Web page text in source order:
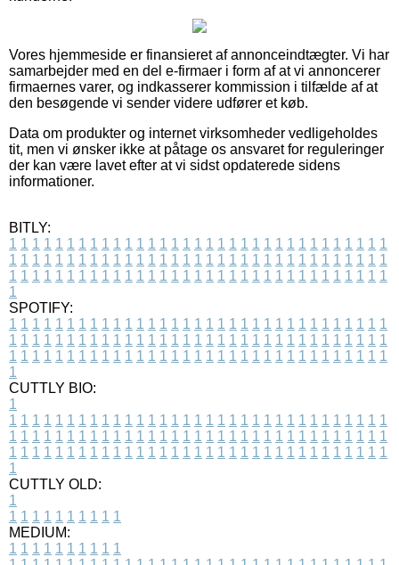
Vores hjemmeside er finansieret af annonceindtægter. Vi har
samarbejder med en del e-firmaer i form af at vi annoncerer
firmaernes varer, og indkasserer kommission i tilfælde af at
den besøgende vi sender videre udfører et køb.
Data om produkter og internet virksomheder vedligeholdes
tit, men vi ønsker ikke at påtage os ansvaret for reguleringer
der kan være lavet efter at vi sidst opdaterede sidens
informationer.
BITLY:
1 1 1 1 1 1 1 1 1 1 1 1 1 1 1 1 1 1 1 1 1 1 1 1 1 1 1 1 1 1 1 1 1
1 1 1 1 1 1 1 1 1 1 1 1 1 1 1 1 1 1 1 1 1 1 1 1 1 1 1 1 1 1 1 1 1
1 1 1 1 1 1 1 1 1 1 1 1 1 1 1 1 1 1 1 1 1 1 1 1 1 1 1 1 1 1 1 1 1
1
SPOTIFY:
1 1 1 1 1 1 1 1 1 1 1 1 1 1 1 1 1 1 1 1 1 1 1 1 1 1 1 1 1 1 1 1 1
1 1 1 1 1 1 1 1 1 1 1 1 1 1 1 1 1 1 1 1 1 1 1 1 1 1 1 1 1 1 1 1 1
1 1 1 1 1 1 1 1 1 1 1 1 1 1 1 1 1 1 1 1 1 1 1 1 1 1 1 1 1 1 1 1 1
1
CUTTLY BIO:
1
1 1 1 1 1 1 1 1 1 1 1 1 1 1 1 1 1 1 1 1 1 1 1 1 1 1 1 1 1 1 1 1 1
1 1 1 1 1 1 1 1 1 1 1 1 1 1 1 1 1 1 1 1 1 1 1 1 1 1 1 1 1 1 1 1 1
1 1 1 1 1 1 1 1 1 1 1 1 1 1 1 1 1 1 1 1 1 1 1 1 1 1 1 1 1 1 1 1 1
1
CUTTLY OLD:
1
1 1 1 1 1 1 1 1 1 1
MEDIUM:
1 1 1 1 1 1 1 1 1 1